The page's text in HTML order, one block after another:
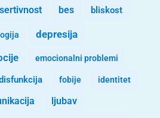
bes bliskost
depresija
emocionalni problemi
fobije identitet
ljubav